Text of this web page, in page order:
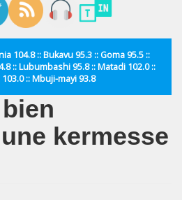
104.8 :: Bukavu 95.3 :: Goma 95.5 ::
:: Lubumbashi 95.8 :: Matadi 102.0 ::
:: Mbuji-mayi 93.8
kermesse